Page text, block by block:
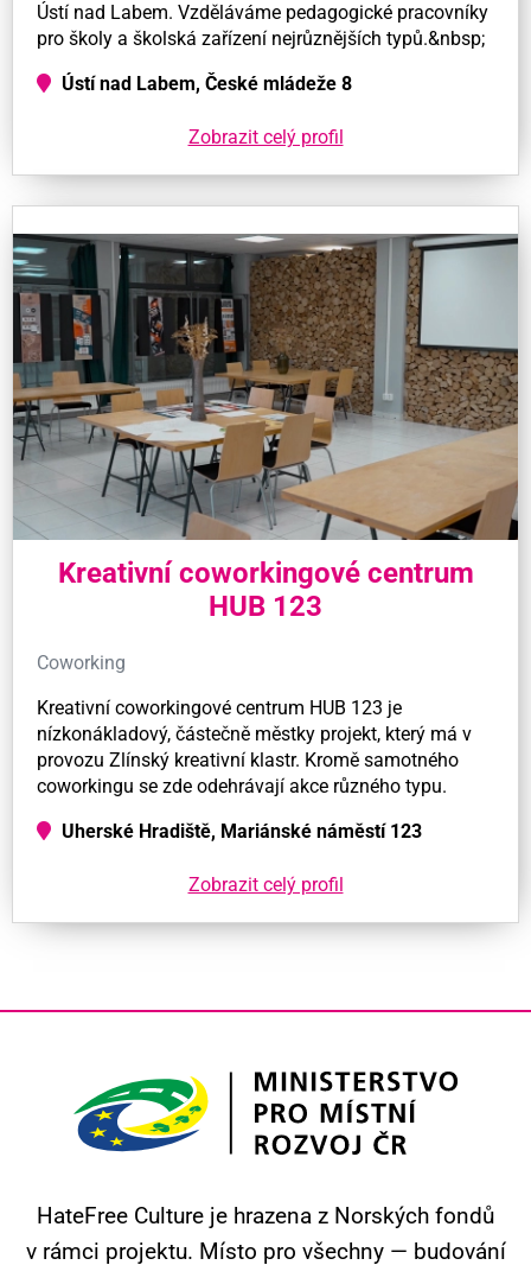
Ústí nad Labem. Vzděláváme pedagogické pracovníky
pro školy a školská zařízení nejrůznějších typů.&nbsp;
Ústí nad Labem, České mládeže 8
Zobrazit celý profil
Kreativní coworkingové centrum
HUB 123
Coworking
Kreativní coworkingové centrum HUB 123 je
nízkonákladový, částečně městky projekt, který má v
provozu Zlínský kreativní klastr. Kromě samotného
coworkingu se zde odehrávají akce různého typu.
Uherské Hradiště, Mariánské náměstí 123
Zobrazit celý profil
HateFree Culture je hrazena z Norských fondů
v rámci projektu. Místo pro všechny — budování